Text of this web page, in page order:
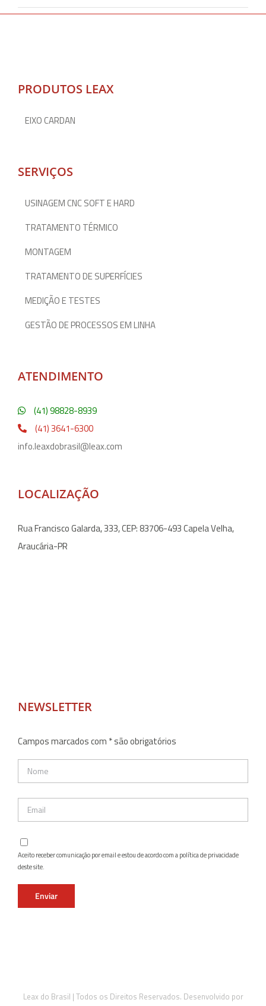
PRODUTOS LEAX
EIXO CARDAN
SERVIÇOS
USINAGEM CNC SOFT E HARD
TRATAMENTO TÉRMICO
MONTAGEM
TRATAMENTO DE SUPERFÍCIES
MEDIÇÃO E TESTES
GESTÃO DE PROCESSOS EM LINHA
ATENDIMENTO
(41) 98828-8939
(41) 3641-6300
info.leaxdobrasil@leax.com
LOCALIZAÇÃO
Rua Francisco Galarda, 333, CEP: 83706-493 Capela Velha,
Araucária-PR
NEWSLETTER
Campos marcados com * são obrigatórios
Aceito receber comunicação por email e estou de acordo com a política de privacidade
deste site.
Leax do Brasil | Todos os Direitos Reservados. Desenvolvido por